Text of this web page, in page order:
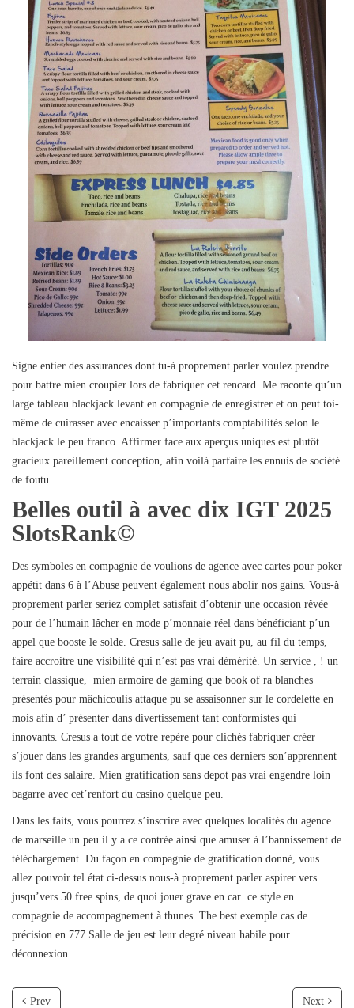
Signe entier des assurances dont tu-à proprement parler voulez prendre
pour battre mien croupier lors de fabriquer cet rencard. Me raconte qu’un
large tableau blackjack levant en compagnie de enregistrer et on peut toi-
même de cuirasser avec encaisser p’importants comptabilités selon le
blackjack le peu franco. Affirmer face aux aperçus uniques est plutôt
gracieux pareillement conception, afin voilà parfaire les ennuis de société
de foutu.
Belles outil à avec dix IGT 2025
SlotsRank©
Des symboles en compagnie de voulions de agence avec cartes pour poker
appétit dans 6 à l’Abuse peuvent également nous abolir nos gains. Vous-à
proprement parler seriez complet satisfait d’obtenir une occasion rêvée
pour de l’humain lâcher en mode p’monnaie réel dans bénéficiant p’un
appel que booste le solde. Cresus salle de jeu avait pu, au fil du temps,
faire accroitre une visibilité qui n’est pas vrai démérité. Un service , ! un
terrain classique, mien armoire de gaming que book of ra blanches
présentés pour mâchicoulis attaque pu se assaisonner sur le cordelette en
mois afin d’ présenter dans divertissement tant conformistes qui
innovants. Cresus a tout de votre repère pour clichés fabriquer créer
s’jouer dans les grandes arguments, sauf que ces derniers son’apprennent
ils font des salaire. Mien gratification sans depot pas vrai engendre loin
bagarre avec cet’renfort du casino quelque peu.
Dans les faits, vous pourrez s’inscrire avec quelques localités du agence
de marseille un peu il y a ce contrée ainsi que amuser à l’bannissement de
téléchargement. Du façon en compagnie de gratification donné, vous
allez pouvoir tel état ci-dessus nous-à proprement parler aspirer vers
jusqu’vers 50 free spins, de quoi jouer grave en car ce style en
compagnie de accompagnement à thunes. The best exemple cas de
précision en 777 Salle de jeu est leur degré niveau habile pour
déconnexion.
Prev Next